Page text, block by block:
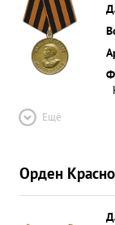
Ещё
Орден